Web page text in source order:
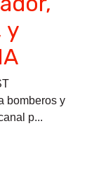
y
bomberos y
p...